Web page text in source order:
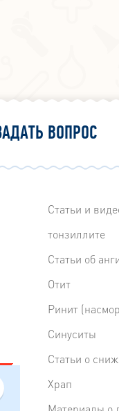
ВОПРОС
Статьи и
тонзиллите
Статьи об
Отит
Ринит
Синуситы
Статьи о
Храп